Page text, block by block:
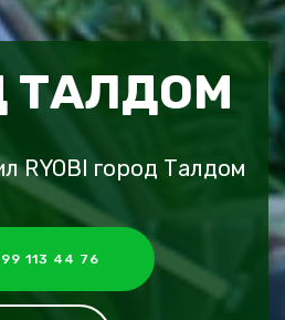
ТАЛДОМ
RYOBI город Талдом
113 44 76